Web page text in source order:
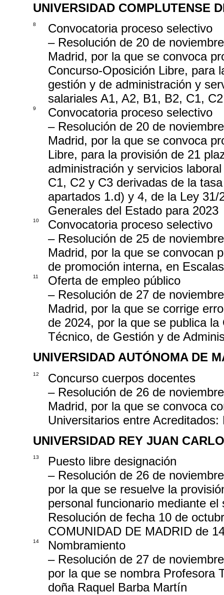
UNIVERSIDAD COMPLUTENSE
8
Convocatoria proceso selectivo
– Resolución de 20 de
Madrid, por la que se convoca
Concurso-Oposición Libre, para
gestión y de administración y
salariales A1, A2, B1, B2, C1,
9
Convocatoria proceso selectivo
– Resolución de 20 de
Madrid, por la que se convoca
Libre, para la provisión de 21
administración y servicios
C1, C2 y C3 derivadas de la
apartados 1.d) y 4, de la Ley
Generales del Estado para 2023
10
Convocatoria proceso selectivo
– Resolución de 25 de
Madrid, por la que se convocan
de promoción interna, en
11
Oferta de empleo público
– Resolución de 27 de
Madrid, por la que se corrige
de 2024, por la que se publica
Técnico, de Gestión y de
UNIVERSIDAD AUTÓNOMA DE
12
Concurso cuerpos docentes
– Resolución de 26 de
Madrid, por la que se convoca
Universitarios entre
UNIVERSIDAD REY JUAN
13
Puesto libre designación
– Resolución de 26 de
por la que se resuelve la
personal funcionario mediante
Resolución de fecha 10 de
COMUNIDAD DE MADRID de
14
Nombramiento
– Resolución de 27 de
por la que se nombra Profesora
doña Raquel Barba Martín